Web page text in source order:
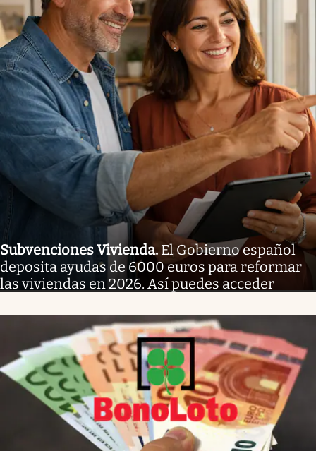
Subvenciones Vivienda. El Gobierno español
deposita ayudas de 6000 euros para reformar
las viviendas en 2026. Así puedes acceder